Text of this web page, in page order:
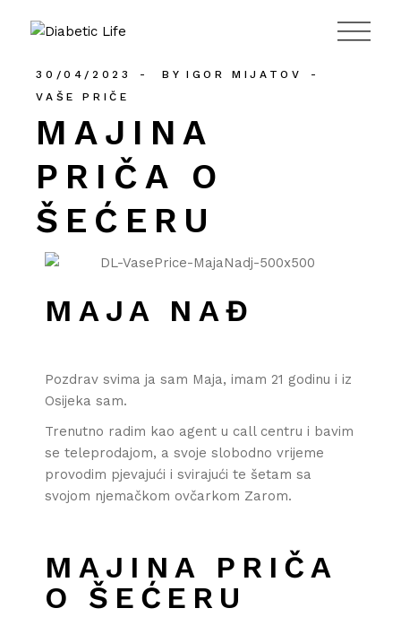
30/04/2023 BY IGOR MIJATOV
VAŠE PRIČE
MAJINA
PRIČA O
ŠEĆERU
MAJA NAĐ
Pozdrav svima ja sam Maja, imam 21 godinu i iz
Osijeka sam.
Trenutno radim kao agent u call centru i bavim
se teleprodajom, a svoje slobodno vrijeme
provodim pjevajući i svirajući te šetam sa
svojom njemačkom ovčarkom Zarom.
MAJINA PRIČA
O ŠEĆERU